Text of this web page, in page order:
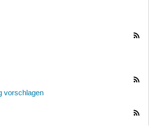
vorschlagen